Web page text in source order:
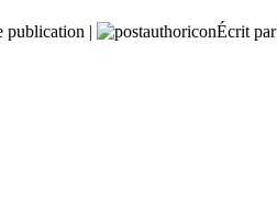
publication | Écrit